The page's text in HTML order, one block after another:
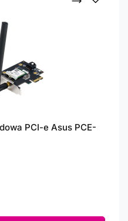
PCI-e Asus PCE-